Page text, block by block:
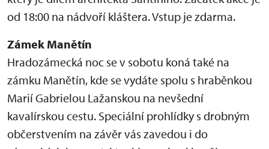
od 18:00 na nádvoří kláštera. Vstup je zdarma.
Zámek Manětín
Hradozámecká noc se v sobotu koná také na
zámku Manětín, kde se vydáte spolu s hraběnkou
Marií Gabrielou Lažanskou na nevšední
kavalírskou cestu. Speciální prohlídky s drobným
občerstvením na závěr vás zavedou i do